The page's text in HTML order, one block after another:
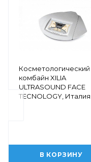
Косметологический
комбайн XILIA
ULTRASOUND FACE
TECNOLOGY, Италия
В КОРЗИНУ